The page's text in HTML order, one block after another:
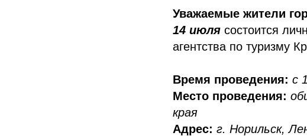
Уважаемые жители
14 июля состоится
агентства по туризму
Время проведения: с
Место проведения:
края
Адрес: г. Норильск,